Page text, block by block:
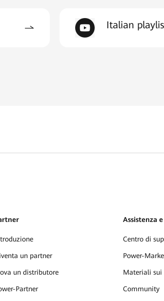
Italian
un partner
un distributore
Partner
Assistenza
Centro di
Power-
Materiali
Community